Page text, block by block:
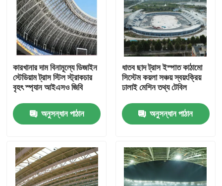
বাড়ি
পণ্য
আমাদের সম্পর্কে
কারখানার দাম বিনামূল্যে ডিজাইন
স্টেডিয়াম ট্রাস স্টিল স্ট্রাকচার
বৃহৎ স্প্যান আইএসও জিবি
অনুসন্ধান পাঠান
ধাতব ছাদ ট্রাস ইস্পাত কাঠামো
সিস্টেম কয়লা সঞ্চয় স্বয়ংক্রিয়
ঢালাই মেশিন তথ্য টেবিল
অনুসন্ধান পাঠান